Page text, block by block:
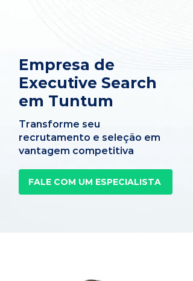
Empresa de
Executive Search
em Tuntum
Transforme seu
recrutamento e seleção em
vantagem competitiva
FALE COM UM ESPECIALISTA